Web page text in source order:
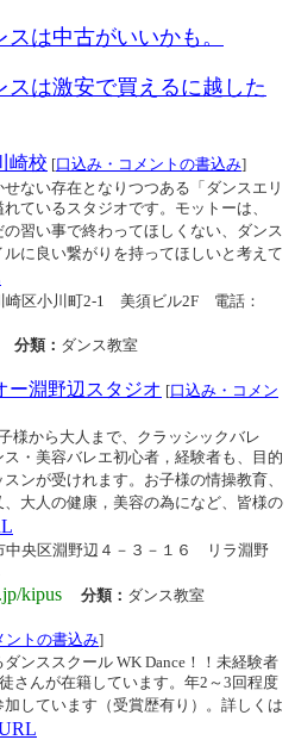
は中古がいいかも。
スは激安で買えるに越した
崎校 [口込み・コメントの書込み]
ない存在となりつつある「ダンスエリ
ているスタジオです。モットーは、
の習い事で終わってほしくない、ダンス
に良い繋がりを持ってほしいと考えて
崎区小川町2-1 美須ビル2F 電話：
分類： ダンス教室
ー淵野辺スタジオ [口込み・コメン
から大人まで、クラッシックバレ
・美容バレエ初心者，経験者も、目的
ンが受けれます。お子様の情操教育、
大人の健康，美容の為になど、皆様の
中央区淵野辺４－３－１６ リラ淵野
kipus 分類： ダンス教室
ントの書込み]
ンススクール WK Dance！！未経験者
さんが在籍しています。年2～3回程度
しています（受賞歴有り）。詳しくは